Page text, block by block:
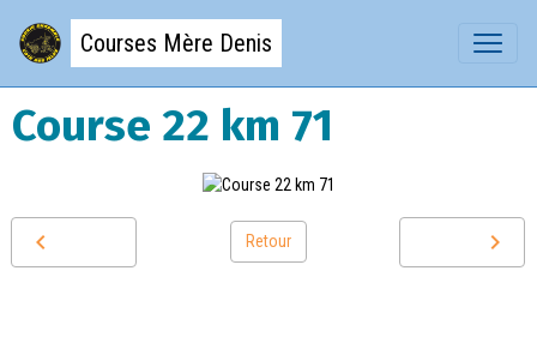
Courses Mère Denis
Course 22 km 71
Retour